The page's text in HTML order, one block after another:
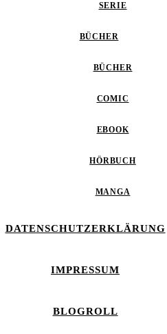
SERIE
BÜCHER
BÜCHER
COMIC
EBOOK
HÖRBUCH
MANGA
DATENSCHUTZERKLÄRUNG
IMPRESSUM
BLOGROLL